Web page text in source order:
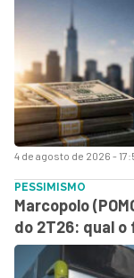
4 de agosto de 2026 -
PESSIMISMO
Marcopolo
do 2T26: qual